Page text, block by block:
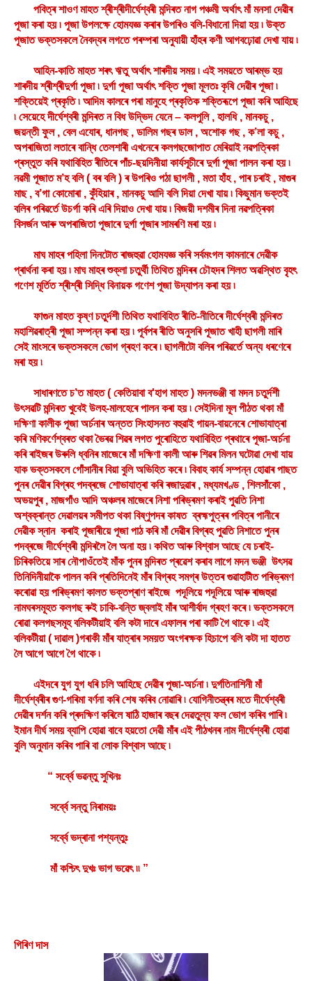
পবিত্ৰ শাওণ মাহত শ্ৰীশ্ৰীদীৰ্ঘেশ্বৰী মন্দিৰত নাগ পঞ্চমী অৰ্থাৎ মাঁ মনসা দেৱীৰ
পূজা কৰা হয় ৷ পূজা উপলক্ষে হোমযজ্ঞ কৰাৰ উপৰিও বলি-বিধানো দিয়া হয় ৷ উক্ত
পূজাত ভক্তসকলে নৈবদ্যৰ লগতে পৰম্পৰা অনুযায়ী হাঁহৰ কণী আগবঢ়োৱা দেখা যায় ৷
আহিন-কাতি মাহত শৰৎ ঋতু অৰ্থাৎ শাৰদীয় সময় ৷ এই সময়তে আৰম্ভ হয়
শাৰদীয় শ্ৰীশ্ৰীদুৰ্গা পূজা ৷ দুৰ্গা পূজা অৰ্থাৎ শক্তি পূজা মূলতঃ কৃষি দেৱীৰ পূজা ৷
শক্তিয়েই প্ৰকৃতি ৷ আদিম কালৰে পৰা মানুহে প্ৰকৃতিক শক্তিৰূপে পূজা কৰি আহিছে
৷ সেয়েহে দীৰ্ঘেশ্বৰী মন্দিৰত ন বিধ উদ্ভিদ যেনে – কলপুলি , হালধি , মানকচু ,
জয়ন্তী ফুল , বেল এযোৰ, ধানগছ , ডালিম গছৰ ডাল , অশোক গছ , ক’লা কচু ,
অপৰাজিতা লতাৰে বান্ধি তেলশাৰী এখনেৰে কলগছজোপাত মেৰিয়াই নৱপত্ৰিকা
প্ৰস্তুত কৰি যথাবিহিত ৰীতিৰে পাঁচ-ছয়দিনীয়া কাৰ্যসূচীৰে দুৰ্গা পূজা পালন কৰা হয় ৷
নৱমী পূজাত ম’হ বলি ( বৰ বলি ) ৰ উপৰিও পঠা ছাগলী , মতা হাঁহ , পাৰ চৰাই , মাগুৰ
মাছ , ব’গা কোমোৰা , কুঁহিয়াৰ , মানকচু আদি বলি দিয়া দেখা যায় ৷ কিছুমান ভক্তই
বলিৰ পৰিৱৰ্তে উচৰ্গা কৰি এৰি দিয়াও দেখা যায় ৷ বিজয়ী দশমীৰ দিনা নৱপত্ৰিকা
বিসৰ্জন আৰু অপৰাজিতা পূজাৰে দুৰ্গা পূজাৰ সামৰণি মৰা হয় ৷
মাঘ মাহৰ পহিলা দিনটোত ৰাজহুৱা হোমযজ্ঞ কৰি সৰ্বমংগল কামনাৰে দেৱীক
প্ৰাৰ্থনা কৰা হয় ৷ মাঘ মাহৰ শুক্লা চতুৰ্থী তিথিত মন্দিৰৰ চৌহদৰ শিলত অৱস্থিত বৃৃহৎ
গণেশ মূৰ্তিত শ্ৰীশ্ৰী সিদ্ধি বিনায়ক গণেশ পূজা উদ্‌যাপন কৰা হয় ৷
ফাগুন মাহত কৃষ্ণ চতুৰ্দশী তিথিত যথাবিহিত ৰীতি-নীতিৰে দীৰ্ঘেশ্বৰী মন্দিৰত
মহাশিৱৰাত্ৰী পূজা সম্পন্ন কৰা হয় ৷ পূৰ্বপৰ ৰীতি অনুসৰি পূজাত খাহী ছাগলী মাৰি
সেই মাংসৰে ভক্তসকলে ভোগ গ্ৰহণ কৰে ৷ ছাগলীটো বলিৰ পৰিৱৰ্তে অন্য ধৰণেৰে
মৰা হয় ৷
সাধাৰণতে চ’ত মাহত ( কেতিয়াবা ব'হাগ মাহত ) মদনভঞ্জী বা মদন চতুৰ্দশী
উৎসৱটি মন্দিৰত খুবেই উলহ-মালহেৰে পালন কৰা হয় ৷ সেইদিনা মূল পীঠত থকা মাঁ
দক্ষিণা কালীক পূজা অৰ্চনাৰ অন্তত সিংহাসনত বহুৱাই গায়ন-বায়নেৰে শোভাযাত্ৰা
কৰি মণিকৰ্ণেশ্বৰত থকা ভৈৰৱ শিৱৰ লগত পুৰোহিতে যথাবিহিত প্ৰথাৰে পূজা-অৰ্চনা
কৰি ৰাইজৰ উৰুলি ধ্বনিৰ মাজেৰে মাঁ দক্ষিণা কালী আৰু শিৱৰ মিলন ঘটোৱা দেখা যায়
যাক ভক্তসকলে গোঁসানীৰ বিয়া বুলি অভিহিত কৰে ৷ বিবাহ কাৰ্য সম্পন্ন হোৱাৰ পাছত
পুনৰ দেৱীৰ বিগ্ৰহ পদব্ৰজে শোভাযাত্ৰা কৰি ৰজাদুৱাৰ , মধ্যমখণ্ড , শিলসাঁকো ,
অভয়পুৰ , মাজগাঁও আদি অঞ্চলৰ মাজেৰে নিশা পৰিভ্ৰমণ কৰাই পুৱতি নিশা
অশ্বক্ৰান্ত দেৱালয়ৰ সমীপত থকা বিষ্ণুপদৰ কাষত ব্ৰহ্মপুত্ৰৰ পবিত্ৰ পানীৰে
দেৱীক স্নান কৰাই পূজাৰীয়ে পূজা পাঠ কৰি মাঁ দেৱীৰ বিগ্ৰহ পুৱতি নিশাতে পুনৰ
পদব্ৰজে দীৰ্ঘেশ্বৰী মন্দিৰলৈ লৈ অনা হয় ৷ কথিত আৰু বিশ্বাস আছে যে চৰাই-
চিৰিকতিয়ে সাৰ নৌপাওঁতেই মাঁক পুনৰ মন্দিৰত প্ৰৱেশ কৰাব লাগে মদন ভঞ্জী উৎসৱ
তিনিদিনীয়াকৈ পালন কৰি প্ৰতিদিনেই মাঁৰ বিগ্ৰহ সমগ্ৰ উত্তৰ গুৱাহাটীত পৰিভ্ৰমণ
কৰোৱা হয় পৰিভ্ৰমণ কালত ভক্তপ্ৰাণ ৰাইজে পদূলিয়ে পদূলিয়ে আৰু ৰাজহুৱা
নামঘৰসমূহত কলগছ ৰুই চাকি-বন্তি জ্বলাই মাঁৰ আশীৰ্বাদ গ্ৰহণ কৰে ৷ ভক্তসকলে
ৰোৱা কলগছসমূহ বলিকটীয়াই বলি কটা দাৰে এফালৰ পৰা কাটি গৈ থাকে ৷ এই
বলিকটীয়া ( দাৱাল )গৰাকী মাঁৰ যাত্ৰাৰ সময়ত অংগৰক্ষক হিচাপে বলি কটা দা হাতত
লৈ আগে আগে গৈ থাকে ৷
এইদৰে যুগ যুগ ধৰি চলি আহিছে দেৱীৰ পূজা-অৰ্চনা ৷ দুৰ্গতিনাশিনী মাঁ
দীৰ্ঘেশ্বৰীৰ গুণ-গৰিমা বৰ্ণনা কৰি শেষ কৰিব নোৱাৰি ৷ যোগিনীতন্ত্ৰৰ মতে দীৰ্ঘেশ্বৰী
দেৱীৰ দৰ্শন কৰি প্ৰদক্ষিণ কৰিলে ষাঠি হাজাৰ বছৰ দেৱতুল্য ফল ভোগ কৰিব পাৰি ৷
ইমান দীৰ্ঘ সময় ব্যাপি হোৱা বাবে হয়তো দেৱী মাঁৰ এই পীঠখনৰ নাম দীৰ্ঘেশ্বৰী হোৱা
বুলি অনুমান কৰিব পাৰি বা লোক বিশ্বাস আছে ৷
“ সৰ্ব্বে ভৱন্তু সুখিনঃ
সৰ্ব্বে সন্তু নিৰাময়ঃ
সৰ্ব্বে ভদ্ৰানা পশ্যন্তুঃ
মাঁ কশ্চিৎ দুখঃ ভাগ ভৱেৎ ৷৷ ”
গিৰিণ দাস